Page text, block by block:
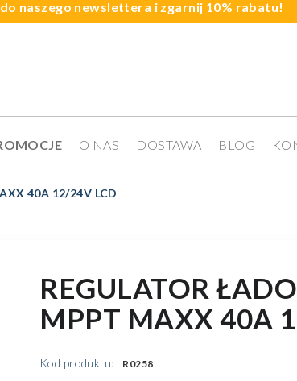
naszego newslettera i zgarnij 10% rabatu!
O NAS DOSTAWA BLOG
40A 12/24V LCD
REGULATOR
MPPT MAXX 40A
Kod produktu: R0258